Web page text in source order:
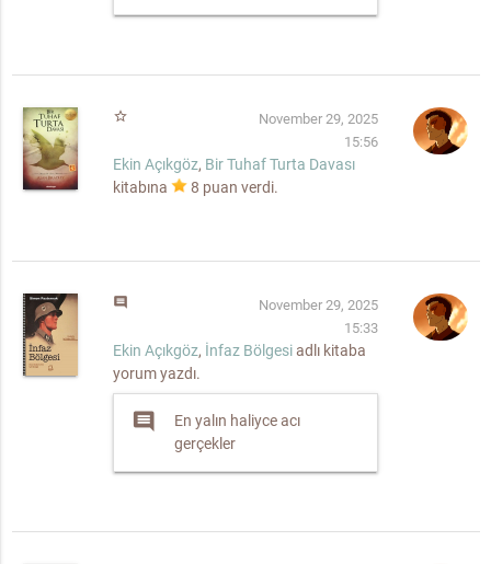
star_border
November 29, 2025
15:56
Ekin Açıkgöz, Bir Tuhaf Turta Davası
kitabına
8 puan verdi.
comment
November 29, 2025
15:33
Ekin Açıkgöz, İnfaz Bölgesi adlı kitaba
yorum yazdı.
comment
En yalın haliyce acı
gerçekler